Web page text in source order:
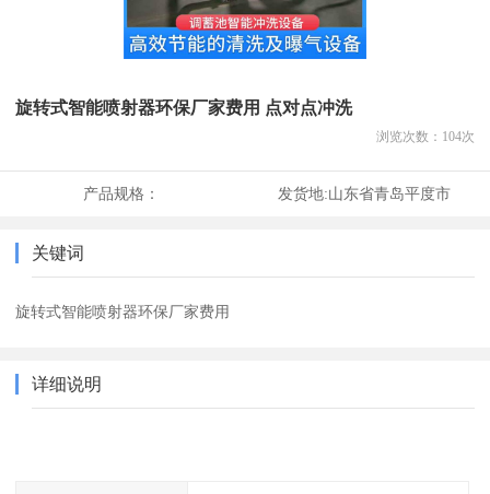
旋转式智能喷射器环保厂家费用 点对点冲洗
浏览次数： 104次
产品规格： 发货地:山东省青岛平度市
关键词
旋转式智能喷射器环保厂家费用
详细说明